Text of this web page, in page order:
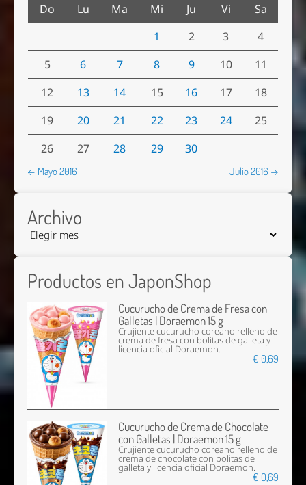
Do Lu Ma Mi Ju Vi
Sa
1
2 3
4
5
6 7 8 9 10
11
12
13 14 15 16 17
18
19
20 21 22 23 24
25
26
27 28 29 30
← Mayo 2016 Julio 2016 →
Archivo
Productos en JaponShop
Cucurucho de Crema de Fresa con
Galletas | Doraemon 15 g
Crujiente cucurucho coreano relleno de
crema de fresa con bolitas de galleta y
licencia oficial Doraemon.
€ 0,69
Cucurucho de Crema de Chocolate
con Galletas | Doraemon 15 g
Crujiente cucurucho coreano relleno de
crema de chocolate con bolitas de
galleta y licencia oficial Doraemon.
€ 0,69